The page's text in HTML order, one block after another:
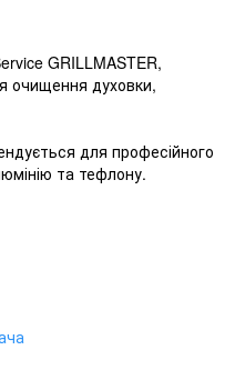
GRILLMASTER,
очищення духовки,
для професійного
та тефлону.